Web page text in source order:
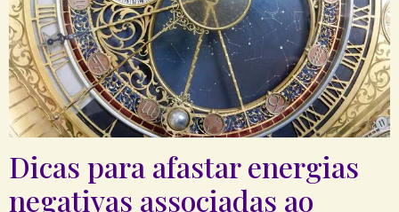
Dicas para afastar energias
negativas associadas ao